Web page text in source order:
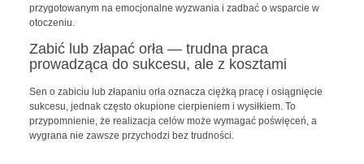
przygotowanym na emocjonalne wyzwania i zadbać o wsparcie w
otoczeniu.
Zabić lub złapać orła — trudna praca
prowadząca do sukcesu, ale z kosztami
Sen o zabiciu lub złapaniu orła oznacza ciężką pracę i osiągnięcie
sukcesu, jednak często okupione cierpieniem i wysiłkiem. To
przypomnienie, że realizacja celów może wymagać poświęceń, a
wygrana nie zawsze przychodzi bez trudności.